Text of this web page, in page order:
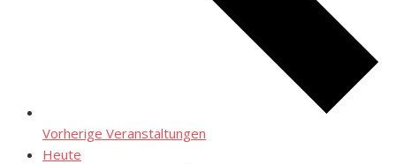
Vorherige Veranstaltungen
Heute